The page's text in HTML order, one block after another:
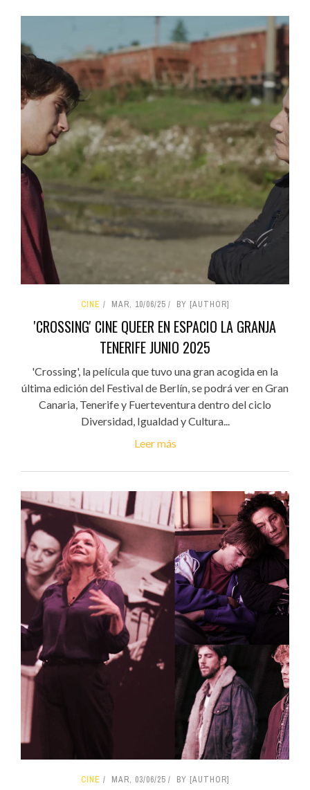
CINE MAR, 10/06/25 BY [AUTHOR]
'CROSSING' CINE QUEER EN ESPACIO LA GRANJA
TENERIFE JUNIO 2025
'Crossing', la película que tuvo una gran acogida en la
última edición del Festival de Berlín, se podrá ver en Gran
Canaria, Tenerife y Fuerteventura dentro del ciclo
Diversidad, Igualdad y Cultura...
Leer más
CINE MAR, 03/06/25 BY [AUTHOR]